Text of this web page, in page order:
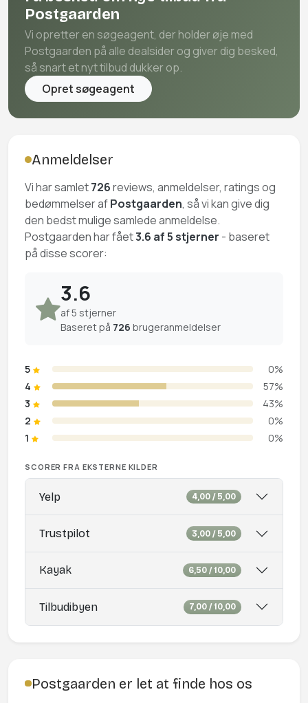
Postgaarden
Vi opretter en søgeagent, der holder øje med
Postgaarden på alle dealsider og giver dig besked,
så snart et nyt tilbud dukker op.
Opret søgeagent
Anmeldelser
Vi har samlet726reviews, anmeldelser, ratings og
bedømmelser afPostgaarden, så vi kan give dig
den bedst mulige samlede anmeldelse.
Postgaarden har fået3.6 af 5 stjerner - baseret
på disse scorer:
3.6
af 5 stjerner
Baseret på 726 brugeranmeldelser
5
0%
4
57%
3
43%
2
0%
1
0%
SCORER FRA EKSTERNE KILDER
Yelp 4,00 / 5,00
Trustpilot 3,00 / 5,00
Kayak 6,50 / 10,00
Tilbudibyen 7,00 / 10,00
Postgaarden er let at finde hos os